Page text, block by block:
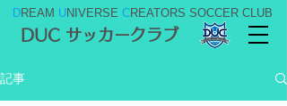
DREAM UNIVERSE CREATORS SOCCER CLUB
DUC サッカークラブ
記事